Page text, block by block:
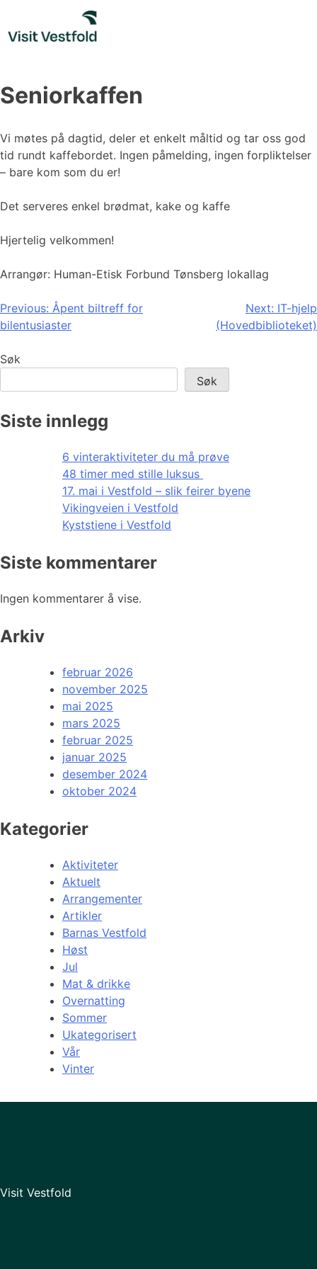
content
Seniorkaffen
Vi møtes på dagtid, deler et enkelt måltid og tar oss god
tid rundt kaffebordet. Ingen påmelding, ingen forpliktelser
– bare kom som du er!
Det serveres enkel brødmat, kake og kaffe
Hjertelig velkommen!
Arrangør: Human-Etisk Forbund Tønsberg lokallag
Innleggsnavigasjon
Previous: Åpent biltreff for
bilentusiaster
Next: IT-hjelp
(Hovedbiblioteket)
Søk
Søk
Siste innlegg
6 vinteraktiviteter du må prøve
48 timer med stille luksus
17. mai i Vestfold – slik feirer byene
Vikingveien i Vestfold
Kyststiene i Vestfold
Siste kommentarer
Ingen kommentarer å vise.
Arkiv
februar 2026
november 2025
mai 2025
mars 2025
februar 2025
januar 2025
desember 2024
oktober 2024
Kategorier
Aktiviteter
Aktuelt
Arrangementer
Artikler
Barnas Vestfold
Høst
Jul
Mat & drikke
Overnatting
Sommer
Ukategorisert
Vår
Vinter
Visit Vestfold